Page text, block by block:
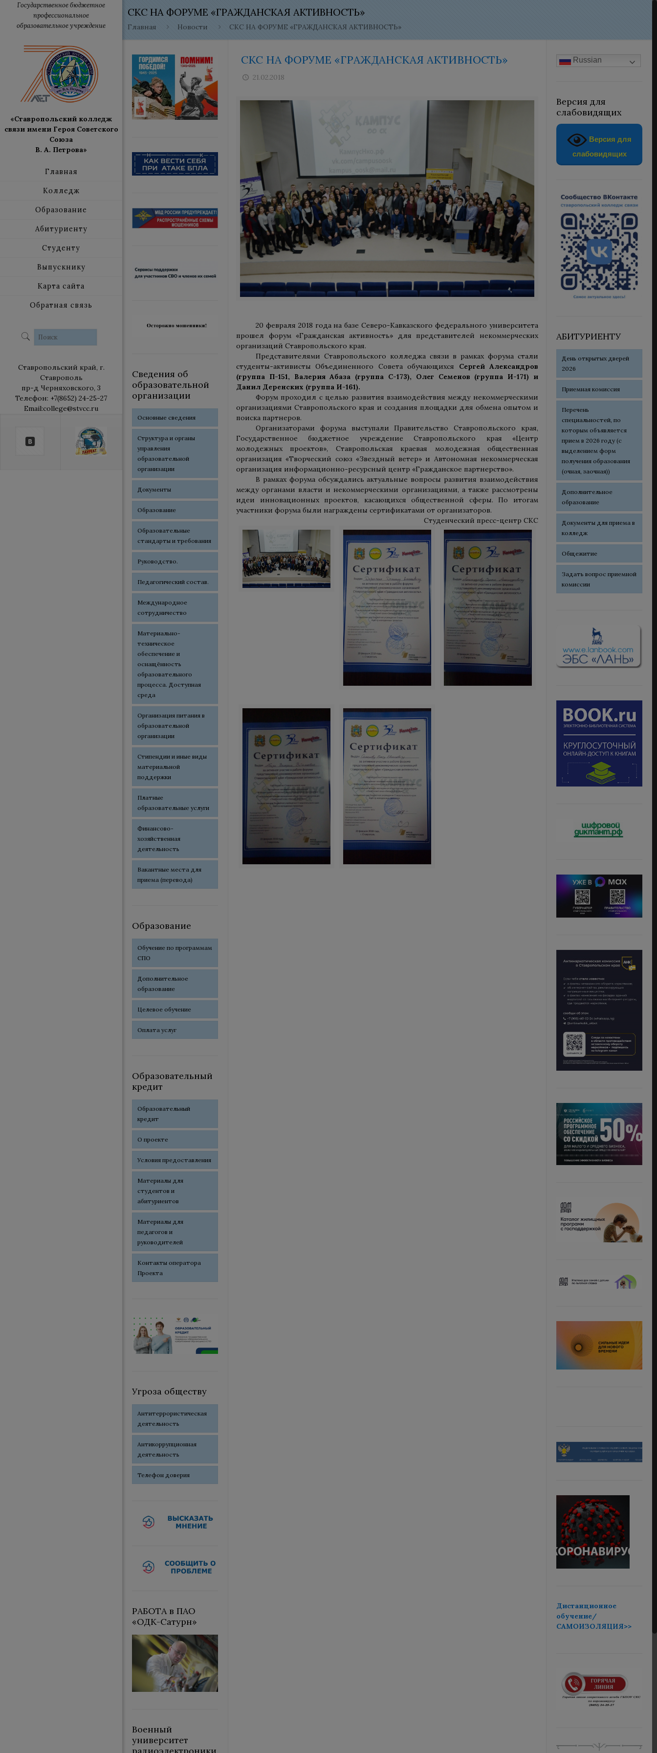
Государственное бюджетное
профессиональное
образовательное учреждение
«Ставропольский колледж
связи имени Героя Советского
Союза
В. А. Петрова»
Главная
Колледж
Образование
Абитуриенту
Студенту
Выпускнику
Карта сайта
Обратная связь
Ставропольский край, г.
Ставрополь
пр-д Черняховского, 3
Телефон: +7(8652) 24-25-27
Email:college@stvcc.ru
СКС НА ФОРУМЕ «ГРАЖДАНСКАЯ АКТИВНОСТЬ»
Главная Новости СКС НА ФОРУМЕ «ГРАЖДАНСКАЯ АКТИВНОСТЬ»
СКС НА ФОРУМЕ «ГРАЖДАНСКАЯ АКТИВНОСТЬ»
21.02.2018
20 февраля 2018 года на базе Северо-Кавказского федерального университета
прошел форум «Гражданская активность» для представителей некоммерческих
организаций Ставропольского края.
Представителями Ставропольского колледжа связи в рамках форума стали
студенты-активисты Объединенного Совета обучающихся Сергей Александров
(группа П-151, Валерия Абаза (группа С-173), Олег Семенов (группа И-171) и
Данил Деренских (группа И-161).
Форум проходил с целью развития взаимодействия между некоммерческими
организациями Ставропольского края и создания площадки для обмена опытом и
поиска партнеров.
Организаторами форума выступали Правительство Ставропольского края,
Государственное бюджетное учреждение Ставропольского края «Центр
молодежных проектов», Ставропольская краевая молодежная общественная
организация «Творческий союз «Звездный ветер» и Автономная некоммерческая
организация информационно-ресурсный центр «Гражданское партнерство».
В рамках форума обсуждались актуальные вопросы развития взаимодействия
между органами власти и некоммерческими организациями, а также рассмотрены
идеи инновационных проектов, касающихся общественной сферы. По итогам
участники форума были награждены сертификатами от организаторов.
Студенческий пресс-центр СКС
Сведения об
образовательной
организации
Основные сведения
Структура и органы
управления
образовательной
организации
Документы
Образование
Образовательные
стандарты и требования
Руководство.
Педагогический состав.
Международное
сотрудничество
Материально-
техническое
обеспечение и
оснащённость
образовательного
процесса. Доступная
среда
Организация питания в
образовательной
организации
Стипендии и иные виды
материальной
поддержки
Платные
образовательные услуги
Финансово-
хозяйственная
деятельность
Вакантные места для
приема (перевода)
Образование
Обучение по программам
СПО
Дополнительное
образование
Целевое обучение
Оплата услуг
Образовательный
кредит
Образовательный
кредит
О проекте
Условия предоставления
Материалы для
студентов и
абитуриентов
Материалы для
педагогов и
руководителей
Контакты оператора
Проекта
Угроза обществу
Антитеррористическая
деятельность
Антикоррупционная
деятельность
Телефон доверия
РАБОТА в ПАО
«ОДК-Сатурн»
Военный
университет
Russian
Версия для
слабовидящих
Версия для
слабовидящих
АБИТУРИЕНТУ
День открытых дверей
2026
Приемная комиссия
Перечень
специальностей, по
которым объявляется
прием в 2026 году (с
выделением форм
получения образования
(очная, заочная))
Дополнительное
образование
Документы для приема в
колледж
Общежитие
Задать вопрос приемной
комиссии
Дистанционное
обучение/
САМОИЗОЛЯЦИЯ>>